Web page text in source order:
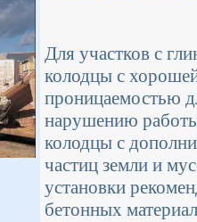
Для участков с
колодцы с
проницаемостью
нарушению
колодцы с
частиц земли и
установки
бетонных